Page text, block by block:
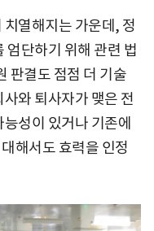
열해지는 가운데, 정
엄단하기 위해 관련 법
판결도 점점 더 기술
와 퇴사자가 맺은 전
성이 있거나 기존에
해서도 효력을 인정